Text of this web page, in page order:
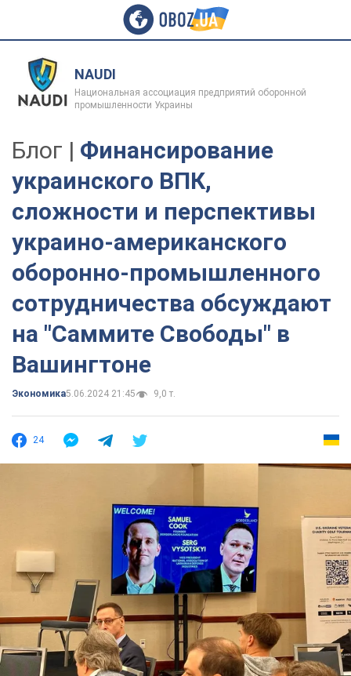
NAUDI
Национальная ассоциация предприятий оборонной
промышленности Украины
Блог | Финансирование
украинского ВПК,
сложности и перспективы
украино-американского
оборонно-промышленного
сотрудничества обсуждают
на "Саммите Свободы" в
Вашингтоне
Экономика5.06.2024 21:45 9,0 т.
24